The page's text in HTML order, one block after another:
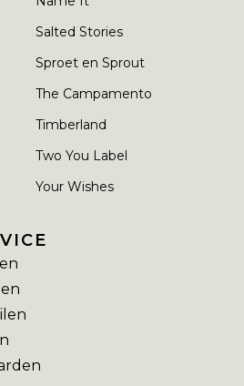
Salted Stories
Sproet en Sprout
The Campamento
Timberland
Two You Label
Your Wishes